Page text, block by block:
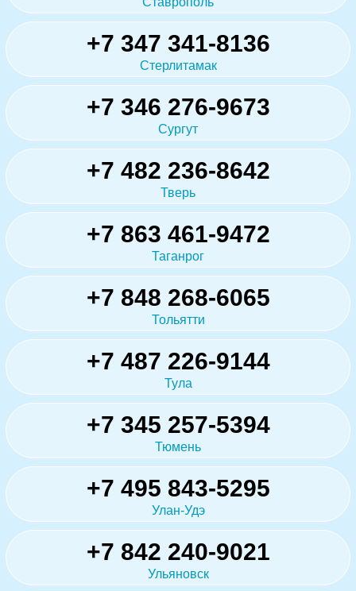
+7 347 341-8136
Стерлитамак
+7 346 276-9673
Сургут
+7 482 236-8642
Тверь
+7 863 461-9472
Таганрог
+7 848 268-6065
Тольятти
+7 487 226-9144
Тула
+7 345 257-5394
Тюмень
+7 495 843-5295
Улан-Удэ
+7 842 240-9021
Ульяновск